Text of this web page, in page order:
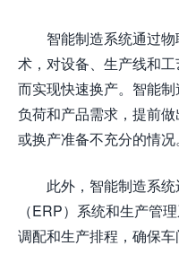
智能制造系统通过
术，对设备、生产线和
而实现快速换产。智能
负荷和产品需求，提前
或换产准备不充分的情况
此外，智能制造系
（ERP）系统和生产管
调配和生产排程，确保车